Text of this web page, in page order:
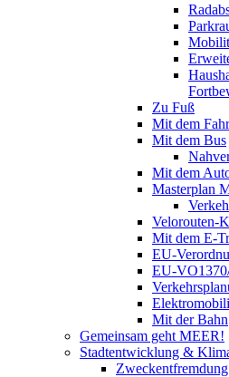
Zu Fuß
Mit dem
Mit dem Bus
Mit dem
Masterplan
Velorouten-
Mit dem E-
EU-
EU-
Mit der Bahn
Gemeinsam geht MEER!
Stadtentwicklung &
Zweckentfremdung